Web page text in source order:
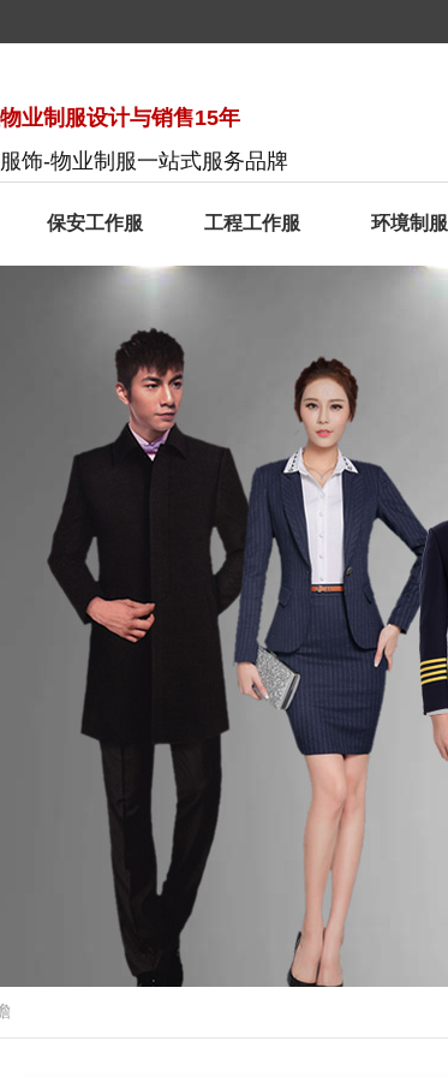
业制服设计与销售15年
饰-物业制服一站式服务品牌
保安工作服 工程工作服 环境制服